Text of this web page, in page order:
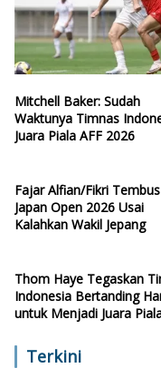
Mitchell Baker: Sudah
Waktunya Timnas
Juara Piala AFF 2026
Fajar Alfian/Fikri
Japan Open 2026 Usai
Kalahkan Wakil Jepang
Thom Haye Tegaskan
Indonesia Bertanding
untuk Menjadi Juara
Terkini